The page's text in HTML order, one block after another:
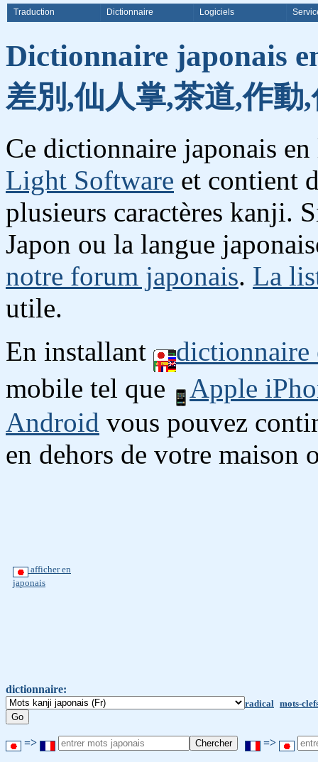
Traduction Dictionnaire Logiciels
Dictionnaire japonais
差別,仙人掌,茶道,作動
Ce dictionnaire japonais
Light Software et contient
plusieurs caractères kanji.
Japon ou la langue
notre forum japonais. La
utile.
En installant
mobile tel que
Apple
Android vous pouvez
en dehors de votre maison
afficher en
japonais
dictionnaire:
radical mots-
=> =>